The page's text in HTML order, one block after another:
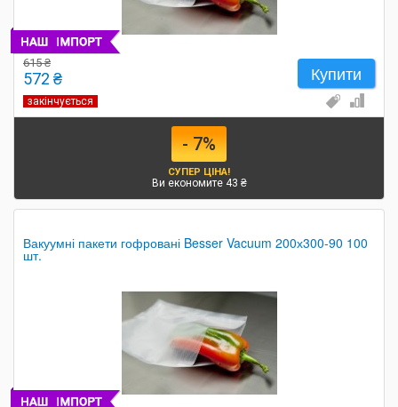
615 ₴
572 ₴ Купити
закінчується
- 7%
СУПЕР ЦІНА!
Ви економите 43 ₴
Вакуумні пакети гофровані Besser Vacuum 200х300-90 100
шт.